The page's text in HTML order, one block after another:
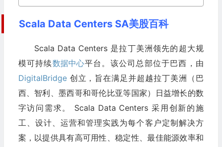
Scala Data Centers SA美股百科
Scala Data Centers 是拉丁美洲领先的超大规
模可持续数据中心平台。该公司总部位于巴西，由
DigitalBridge创立，旨在满足并超越拉丁美洲（巴
西、智利、墨西哥和哥伦比亚等国家）日益增长的数
字访问需求。 Scala Data Centers 采用创新的施
工、设计、运营和管理实践为每个客户定制解决方
案，以提供具有高可用性、稳定性、最佳能源效率和